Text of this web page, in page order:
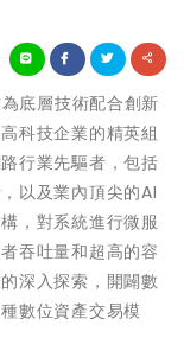
底層技術配合創新
科技企業的精英組
行業先驅者，包括
以及業內頂尖的AI
，對系統進行微服
吞吐量和超高的容
深入探索，開闢數
數位資產交易模